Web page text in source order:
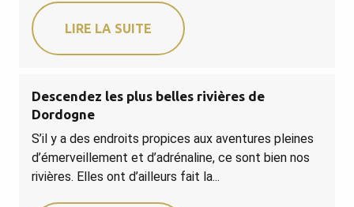
LIRE LA SUITE
Descendez les plus belles rivières de
Dordogne
S’il y a des endroits propices aux aventures pleines
d’émerveillement et d’adrénaline, ce sont bien nos
rivières. Elles ont d’ailleurs fait la...